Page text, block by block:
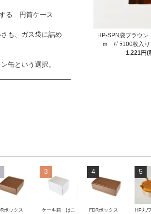
HP-SPN袋ブラウ
ｍ ﾊﾞﾗ100枚入
1,221円(
する 円筒ケース
も、ガス袋に詰め
缶という選択。
ボックス
3
ケーキ箱 はこ
4
FDRボックス
5
HP丸